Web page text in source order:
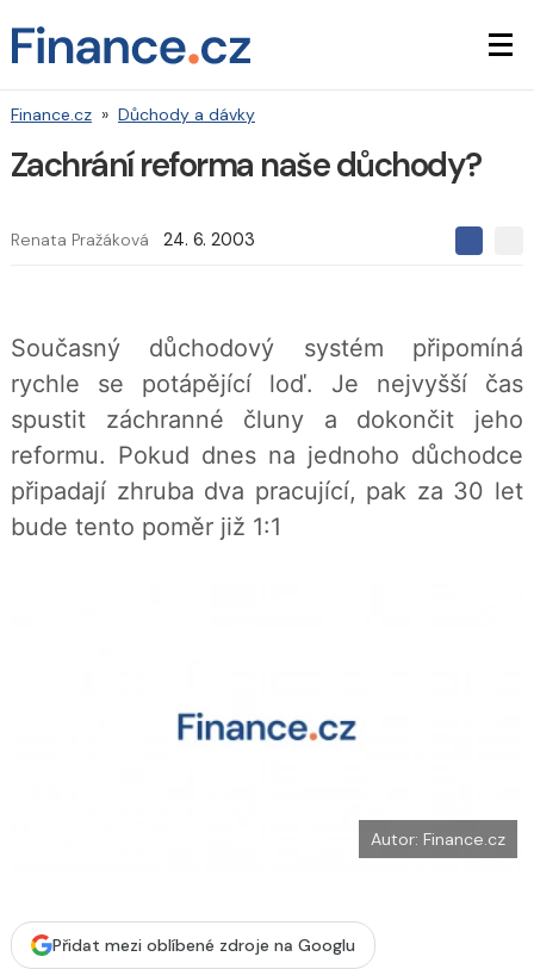
Finance.cz » Důchody a dávky
Zachrání reforma naše důchody?
Renata Pražáková 24. 6. 2003
S
l
e
t
S
j
F
a
c
e
j
e
a
í
i
Současný důchodový systém připomíná
rychle se potápějící loď. Je nejvyšší čas
spustit záchranné čluny a dokončit jeho
reformu. Pokud dnes na jednoho důchodce
připadají zhruba dva pracující, pak za 30 let
bude tento poměr již 1:1
Autor: Finance.cz
Přidat mezi oblíbené zdroje na Googlu